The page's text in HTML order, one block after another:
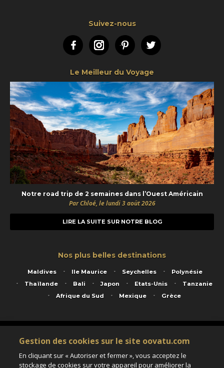
Suivez-nous
FacebookInstagramPinterestTwitter
Le Meilleur du Voyage
Notre road trip de 2 semaines dans l’Ouest Américain
Par Chloé, le lundi 3 août 2026
LIRE LA SUITE SUR NOTRE BLOG
Nos plus belles destinations
Maldives Ile Maurice Seychelles
Polynésie
Thaïlande
Bali Japon Etats-Unis
Tanzanie
Afrique du Sud
Mexique Grèce
Service animé par Nautil Voyages - 22 rue Georges Picquart 75017 Paris - S.A.S
au capital de 155 696 euros - RCS Paris B 423 671 973 - Code APE 7911Z
Matricule Atout France IM075100020 - Garantie financière Groupama - Agrément IATA
Gestion des cookies sur le site oovatu.com
En cliquant sur « Autoriser et fermer », vous acceptez le
stockage de cookies sur votre appareil pour améliorer la